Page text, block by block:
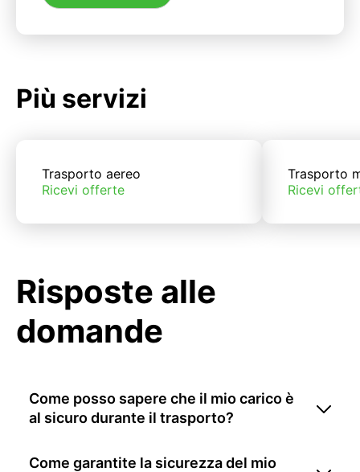
Più servizi
Trasporto aereo
Ricevi offerte
Trasporto
Ricevi
Risposte alle
domande
Come posso sapere che il mio carico è
al sicuro durante il trasporto?
Come garantite la sicurezza del mio